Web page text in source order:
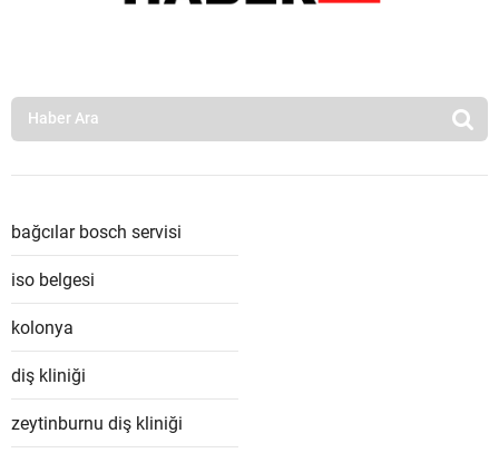
bağcılar bosch servisi
iso belgesi
kolonya
diş kliniği
zeytinburnu diş kliniği